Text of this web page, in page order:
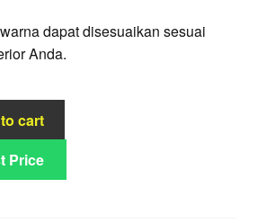
dapat disesuaikan sesuai
Anda.
cart
Price